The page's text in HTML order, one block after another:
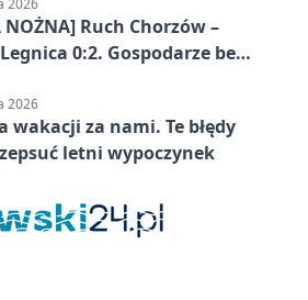
2026
NOŻNA] Ruch Chorzów –
0:2. Gospodarze bez
2026
wakacji za nami. Te błędy
letni wypoczynek